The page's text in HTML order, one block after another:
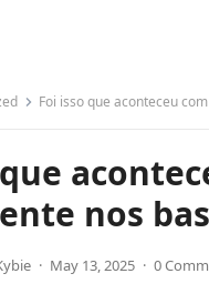
Foi isso que aconteceu
nos
· May 13, 2025 · 0